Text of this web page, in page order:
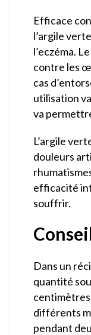
Efficace
l’argile
l’eczéma.
contre les
cas
utilisation
va
L’argile
douleurs
efficacité
souffrir.
Dans un
quantité
centimètres
différents
pendant